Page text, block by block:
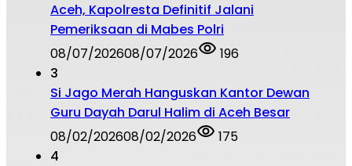
Aceh, Kapolresta Definitif Jalani
Pemeriksaan di Mabes Polri
08/07/202608/07/2026
196
3
Si Jago Merah Hanguskan Kantor Dewan
Guru Dayah Darul Halim di Aceh Besar
08/02/202608/02/2026
175
4